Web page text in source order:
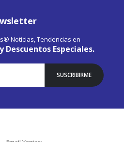
Noticias, Tendencias en
Descuentos Especiales.
SUSCRIBIRME